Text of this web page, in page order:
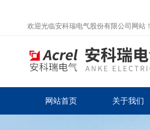
欢迎光临安科瑞电气股份有限公司网站！
网站首页 关于我们